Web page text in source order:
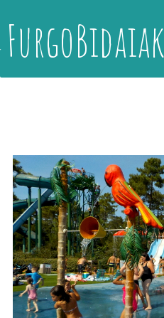
FurgoBidaiak